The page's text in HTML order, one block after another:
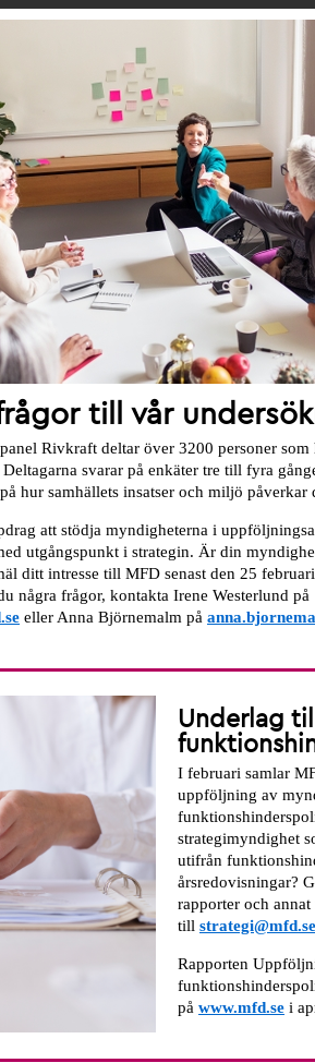
till vår
Rivkraft deltar över 3200 personer som
svarar på enkäter tre till fyra
hur samhällets insatser och miljö påverkar
att stödja myndigheterna i
utgångspunkt i strategin. Är din
ditt intresse till MFD senast den 25
några frågor, kontakta Irene Westerlund på
eller Anna Björnemalm på
Underlag
I februari samlar
uppföljning av
strategimyndighet
utifrån
årsredovisningar?
rapporter och
till strategi@mfd.se
Rapporten
på www.mfd.se i